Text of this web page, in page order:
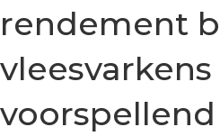
rendement
voorspellend